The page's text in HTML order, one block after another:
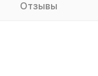
Отзывы